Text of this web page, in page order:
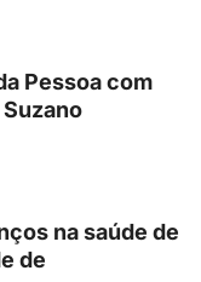
Pessoa com
na saúde de
de